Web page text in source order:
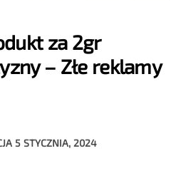
za 2gr
– Złe reklamy
5 STYCZNIA, 2024